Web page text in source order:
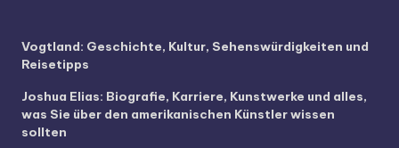
Vogtland: Geschichte, Kultur, Sehenswürdigkeiten und
Reisetipps
Joshua Elias: Biografie, Karriere, Kunstwerke und alles,
was Sie über den amerikanischen Künstler wissen
sollten